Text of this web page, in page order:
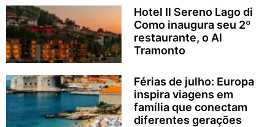
Hotel Il Sereno Lago di
Como inaugura seu 2º
restaurante, o Al
Tramonto
Férias de julho: Europa
inspira viagens em
família que conectam
diferentes gerações